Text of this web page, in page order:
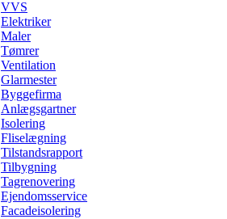
VVS
Elektriker
Maler
Tømrer
Ventilation
Glarmester
Byggefirma
Anlægsgartner
Isolering
Fliselægning
Tilstandsrapport
Tilbygning
Tagrenovering
Ejendomsservice
Facadeisolering